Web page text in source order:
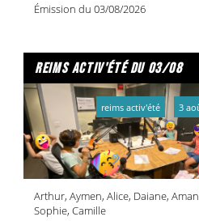
Émission du 03/08/2026
reims activ'été du 03/08
Arthur, Aymen, Alice, Daiane,
Sophie, Camille
reims activ'été 3